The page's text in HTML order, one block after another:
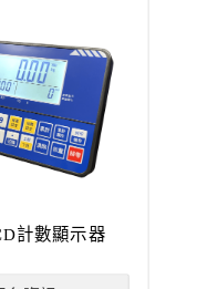
計數顯示器